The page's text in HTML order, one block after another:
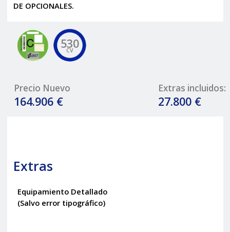
DE OPCIONALES.
530
CV
Precio Nuevo
164.906 €
Extras incluidos:
27.800 €
Extras
Equipamiento Detallado
(Salvo error tipográfico)